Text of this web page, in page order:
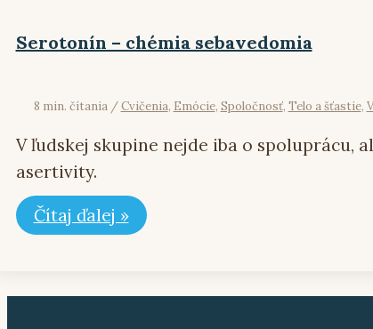
Serotonín – chémia sebavedomia
8 min. čítania/Cvičenia, Emócie, Spoločnosť, Telo a šťastie,
V ľudskej skupine nejde iba o spoluprácu,
asertivity.
Čítaj ďalej »